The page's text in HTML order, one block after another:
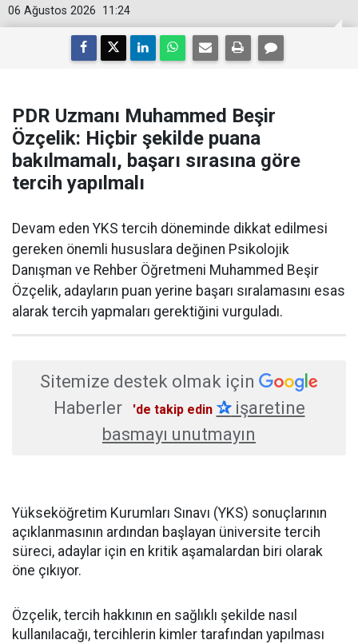
11:24
06 Ağustos 2026
PDR Uzmanı Muhammed Beşir
Özçelik: Hiçbir şekilde puana
bakılmamalı, başarı sırasına göre
tercih yapılmalı
Devam eden YKS tercih döneminde dikkat edilmesi
gereken önemli hususlara değinen Psikolojik
Danışman ve Rehber Öğretmeni Muhammed Beşir
Özçelik, adayların puan yerine başarı sıralamasını esas
alarak tercih yapmaları gerektiğini vurguladı.
Sitemize destek olmak için
Haberler
'de takip edin ✰işaretine
basmayı unutmayın
Yükseköğretim Kurumları Sınavı (YKS) sonuçlarının
açıklanmasının ardından başlayan üniversite tercih
süreci, adaylar için en kritik aşamalardan biri olarak
öne çıkıyor.
Özçelik, tercih hakkının en sağlıklı şekilde nasıl
kullanılacağı, tercihlerin kimler tarafından yapılması